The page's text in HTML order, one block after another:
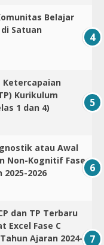
Belajar
Satuan
Kurikulum
1 dan 4)
atau Awal
Non-Kognitif Fase
2025-2026
dan TP Terbaru
Excel Fase C
Ajaran 2024-